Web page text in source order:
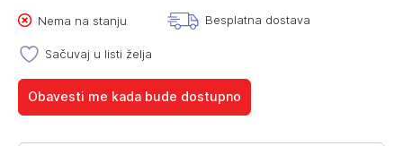
Nema na stanju Besplatna dostava
Sačuvaj u listi želja
Obavesti me kada bude dostupno